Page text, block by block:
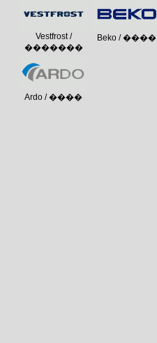
Vestfrost /
�������
Beko / ����
Ardo / ����